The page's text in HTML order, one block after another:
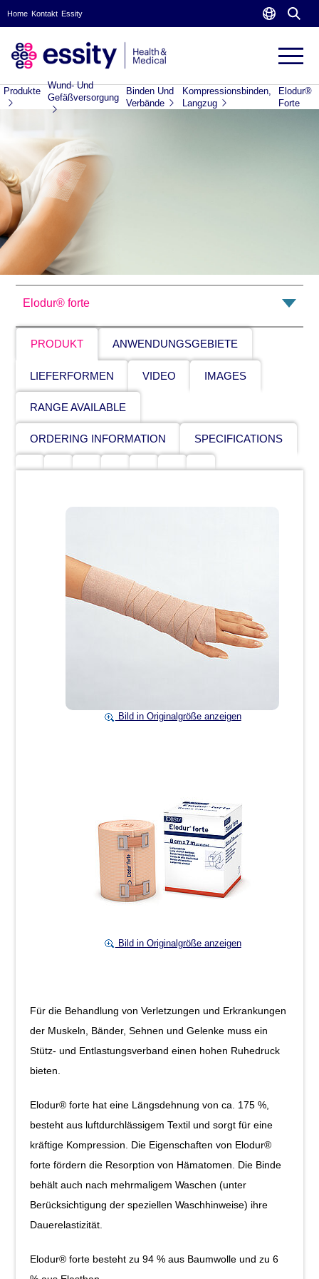
Home Kontakt Essity
Produkte
Wund- Und
Gefäßversorgung
Binden Und
Verbände
Kompressionsbinden,
Langzug
Elodur®
Forte
Elodur® forte
PRODUKT ANWENDUNGSGEBIETE
LIEFERFORMEN VIDEO IMAGES
RANGE AVAILABLE
ORDERING INFORMATION SPECIFICATIONS
Bild in Originalgröße anzeigen
Bild in Originalgröße anzeigen
Für die Behandlung von Verletzungen und Erkrankungen
der Muskeln, Bänder, Sehnen und Gelenke muss ein
Stütz- und Entlastungsverband einen hohen Ruhedruck
bieten.
Elodur® forte hat eine Längsdehnung von ca. 175 %,
besteht aus luftdurchlässigem Textil und sorgt für eine
kräftige Kompression. Die Eigenschaften von Elodur®
forte fördern die Resorption von Hämatomen. Die Binde
behält auch nach mehrmaligem Waschen (unter
Berücksichtigung der speziellen Waschhinweise) ihre
Dauerelastizität.
Elodur® forte besteht zu 94 % aus Baumwolle und zu 6